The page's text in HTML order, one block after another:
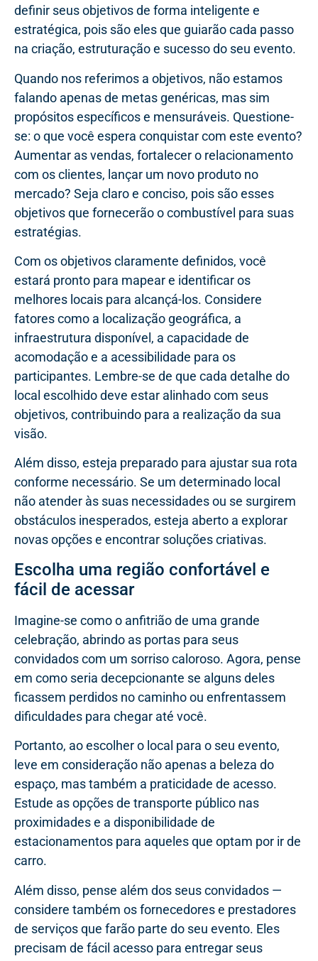
definir seus objetivos de forma inteligente e
estratégica, pois são eles que guiarão cada passo
na criação, estruturação e sucesso do seu evento.
Quando nos referimos a objetivos, não estamos
falando apenas de metas genéricas, mas sim
propósitos específicos e mensuráveis. Questione-
se: o que você espera conquistar com este evento?
Aumentar as vendas, fortalecer o relacionamento
com os clientes, lançar um novo produto no
mercado? Seja claro e conciso, pois são esses
objetivos que fornecerão o combustível para suas
estratégias.
Com os objetivos claramente definidos, você
estará pronto para mapear e identificar os
melhores locais para alcançá-los. Considere
fatores como a localização geográfica, a
infraestrutura disponível, a capacidade de
acomodação e a acessibilidade para os
participantes. Lembre-se de que cada detalhe do
local escolhido deve estar alinhado com seus
objetivos, contribuindo para a realização da sua
visão.
Além disso, esteja preparado para ajustar sua rota
conforme necessário. Se um determinado local
não atender às suas necessidades ou se surgirem
obstáculos inesperados, esteja aberto a explorar
novas opções e encontrar soluções criativas.
Escolha uma região confortável e
fácil de acessar
Imagine-se como o anfitrião de uma grande
celebração, abrindo as portas para seus
convidados com um sorriso caloroso. Agora, pense
em como seria decepcionante se alguns deles
ficassem perdidos no caminho ou enfrentassem
dificuldades para chegar até você.
Portanto, ao escolher o local para o seu evento,
leve em consideração não apenas a beleza do
espaço, mas também a praticidade de acesso.
Estude as opções de transporte público nas
proximidades e a disponibilidade de
estacionamentos para aqueles que optam por ir de
carro.
Além disso, pense além dos seus convidados —
considere também os fornecedores e prestadores
de serviços que farão parte do seu evento. Eles
precisam de fácil acesso para entregar seus